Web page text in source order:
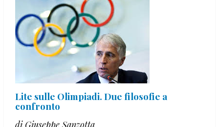
Lite sulle Olimpiadi. Due filosofie a
confronto
di Giuseppe Sanzotta